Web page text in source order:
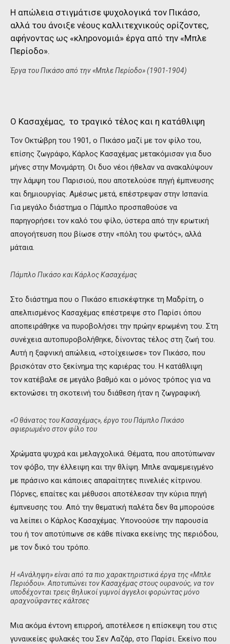
Η απώλεια στιγμάτισε ψυχολογικά τον Πικάσο,
αλλά του άνοιξε νέους καλλιτεχνικούς ορίζοντες,
αφήνοντας ως «κληρονομιά» έργα από την «Μπλε
Περίοδο».
Έργα του Πικάσο από την «Μπλε Περίοδο» (1901-1904)
Ο Κασαχέμας, το τραγικό τέλος και η κατάθλιψη
Τον Οκτώβρη του 1901, ο Πικάσο μαζί με τον φίλο του,
επίσης ζωγράφο, Κάρλος Κασαχέμας μετακόμισαν για δυο
μήνες στην Μονμάρτη. Οι δυο νέοι ήθελαν να ανακαλύψουν
την λάμψη του Παρισιού, που αποτελούσε πηγή έμπνευσης
και δημιουργίας. Αμέσως μετά, επέστρεψαν στην Ισπανία.
Για μεγάλο διάστημα ο Πάμπλο προσπαθούσε να
παρηγορήσει τον καλό του φίλο, ύστερα από την ερωτική
απογοήτευση που βίωσε στην «πόλη του φωτός», αλλά
μάταια.
Πάμπλο Πικάσο και Κάρλος Κασαχέμας
Στο διάστημα που ο Πικάσο επισκέφτηκε τη Μαδρίτη, ο
απελπισμένος Κασαχέμας επέστρεψε στο Παρίσι όπου
αποπειράθηκε να πυροβολήσει την πρώην ερωμένη του. Στη
συνέχεια αυτοπυροβολήθηκε, δίνοντας τέλος στη ζωή του.
Αυτή η ξαφνική απώλεια, «στοίχειωσε» τον Πικάσο, που
βρισκόταν στο ξεκίνημα της καριέρας του. Η κατάθλιψη
τον κατέβαλε σε μεγάλο βαθμό και ο μόνος τρόπος για να
εκτονώσει τη σκοτεινή του διάθεση ήταν η ζωγραφική.
«Ο θάνατος του Κασαχέμας», έργο του Πάμπλο Πικάσο
αφιερωμένο στον φίλο του
Χρώματα ψυχρά και μελαγχολικά. Θέματα, που αποτύπωναν
τον φόβο, την έλλειψη και την θλίψη. Μπλε αναμεμειγμένο
με πράσινο και κάποιες απαραίτητες πινελιές κίτρινου.
Πόρνες, επαίτες και μέθυσοι αποτέλεσαν την κύρια πηγή
έμπνευσης του. Από την θεματική παλέτα δεν θα μπορούσε
να λείπει ο Κάρλος Κασαχέμας. Υπονοούσε την παρουσία
του ή τον αποτύπωνε σε κάθε πίνακα εκείνης της περιόδου,
με τον δικό του τρόπο.
Η «Ανάληψη» είναι από τα πιο χαρακτηριστικά έργα της «Μπλε
Περιόδου». Αποτυπώνει τον Κασαχέμας στους ουρανούς, να τον
υποδέχονται τρεις θηλυκοί γυμνοί άγγελοι φορώντας μόνο
αραχνοΰφαντες κάλτσες
Μια ακόμα έντονη επιρροή, αποτέλεσε η επίσκεψη του στις
γυναικείες φυλακές του Σεν Λαζάρ, στο Παρίσι. Εκείνο που